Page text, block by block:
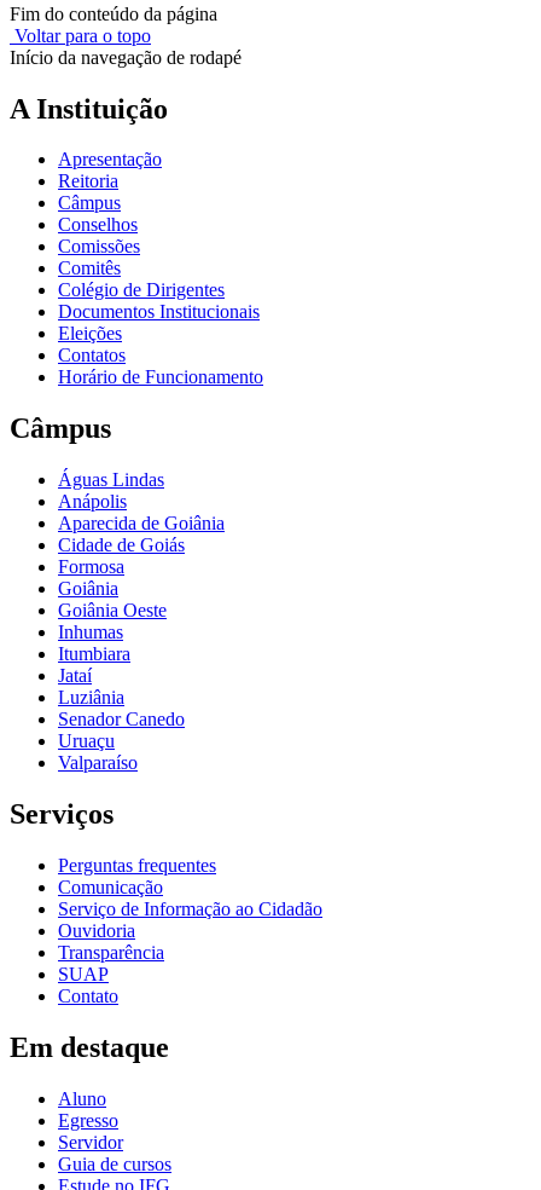
Fim do conteúdo da página
Voltar para o topo
Início da navegação de rodapé
A Instituição
Apresentação
Reitoria
Câmpus
Conselhos
Comissões
Comitês
Colégio de Dirigentes
Documentos Institucionais
Eleições
Contatos
Horário de Funcionamento
Câmpus
Águas Lindas
Anápolis
Aparecida de Goiânia
Cidade de Goiás
Formosa
Goiânia
Goiânia Oeste
Inhumas
Itumbiara
Jataí
Luziânia
Senador Canedo
Uruaçu
Valparaíso
Serviços
Perguntas frequentes
Comunicação
Serviço de Informação ao Cidadão
Ouvidoria
Transparência
SUAP
Contato
Em destaque
Aluno
Egresso
Servidor
Guia de cursos
Estude no IFG